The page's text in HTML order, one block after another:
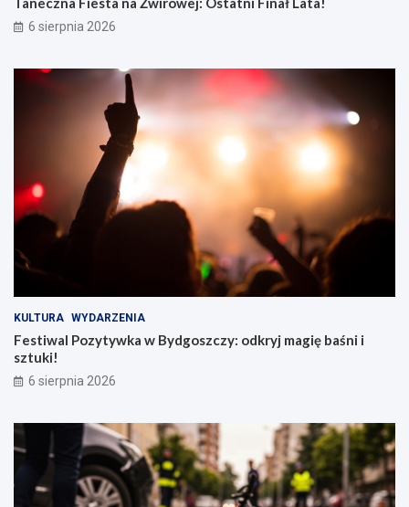
6 sierpnia 2026
KULTURA WYDARZENIA
Festiwal Pozytywka w Bydgoszczy: odkryj magię baśni i
sztuki!
6 sierpnia 2026